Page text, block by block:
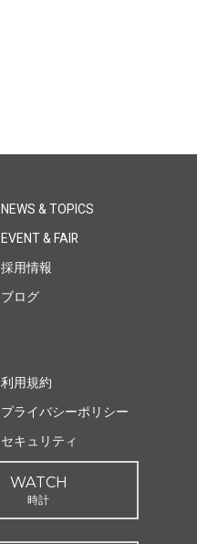
NEWS & TOPICS
EVENT & FAIR
採用情報
ブログ
利用規約
プライバシーポリシー
セキュリティ
WATCH
時計